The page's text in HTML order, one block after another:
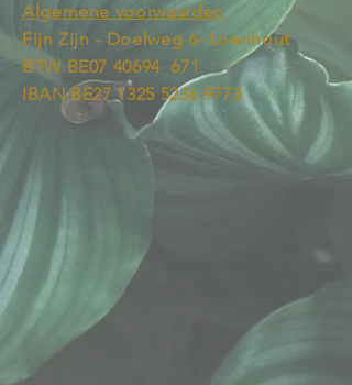
Algemene voorwaarden
Fijn Zijn - Doelweg 6- Loenhout
BTW BE07 40694 671
IBAN BE271325 5236 9773